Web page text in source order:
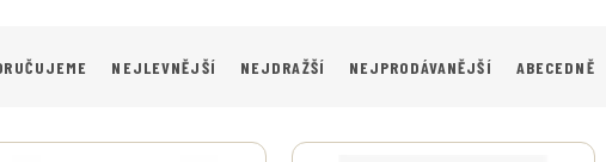
NEJLEVNĚJŠÍ NEJDRAŽŠÍ NEJPRODÁVANĚJŠÍ ABECEDNĚ